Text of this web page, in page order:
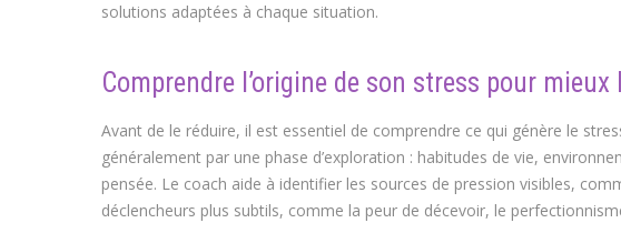
solutions adaptées à chaque situation.
Comprendre l’origine de son stress pour mieux
Avant de le réduire, il est essentiel de comprendre ce qui génère le
généralement par une phase d’exploration : habitudes de vie,
pensée. Le coach aide à identifier les sources de pression visibles,
déclencheurs plus subtils, comme la peur de décevoir, le